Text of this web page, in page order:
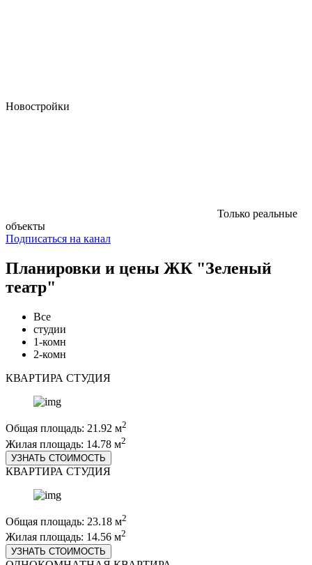
Новостройки
Только реальные
объекты
Подписаться на канал
Планировки и цены ЖК "Зеленый
театр"
Все
студии
1-комн
2-комн
КВАРТИРА СТУДИЯ
Общая площадь: 21.92 м2
Жилая площадь: 14.78 м2
УЗНАТЬ СТОИМОСТЬ
КВАРТИРА СТУДИЯ
Общая площадь: 23.18 м2
Жилая площадь: 14.56 м2
УЗНАТЬ СТОИМОСТЬ